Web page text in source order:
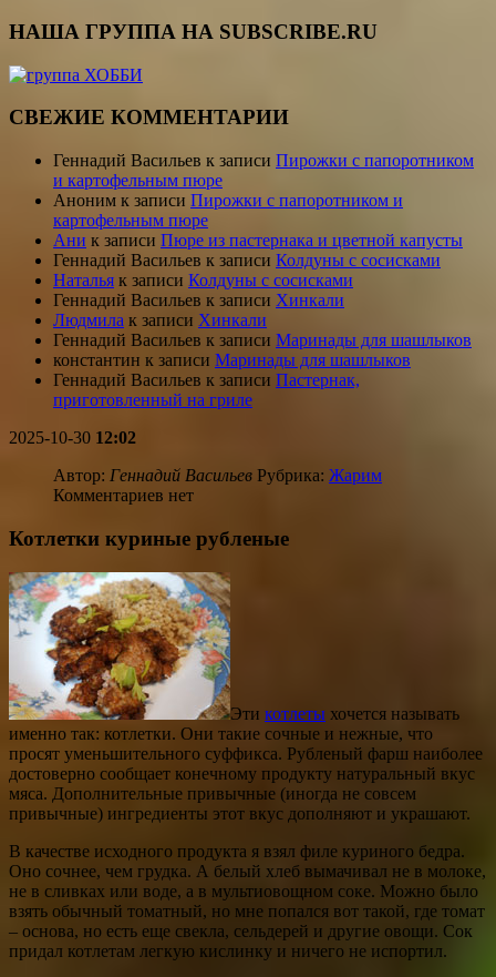
НАША ГРУППА НА SUBSCRIBE.RU
СВЕЖИЕ КОММЕНТАРИИ
Геннадий Васильев к записи Пирожки с папоротником
и картофельным пюре
Аноним к записи Пирожки с папоротником и
картофельным пюре
Ани к записи Пюре из пастернака и цветной капусты
Геннадий Васильев к записи Колдуны с сосисками
Наталья к записи Колдуны с сосисками
Геннадий Васильев к записи Хинкали
Людмила к записи Хинкали
Геннадий Васильев к записи Маринады для шашлыков
константин к записи Маринады для шашлыков
Геннадий Васильев к записи Пастернак,
приготовленный на гриле
2025-10-30 12:02
Автор: Геннадий Васильев Рубрика: Жарим
Комментариев нет
Котлетки куриные рубленые
Эти котлеты хочется называть
именно так: котлетки. Они такие сочные и нежные, что
просят уменьшительного суффикса. Рубленый фарш наиболее
достоверно сообщает конечному продукту натуральный вкус
мяса. Дополнительные привычные (иногда не совсем
привычные) ингредиенты этот вкус дополняют и украшают.
В качестве исходного продукта я взял филе куриного бедра.
Оно сочнее, чем грудка. А белый хлеб вымачивал не в молоке,
не в сливках или воде, а в мультиовощном соке. Можно было
взять обычный томатный, но мне попался вот такой, где томат
– основа, но есть еще свекла, сельдерей и другие овощи. Сок
придал котлетам легкую кислинку и ничего не испортил.